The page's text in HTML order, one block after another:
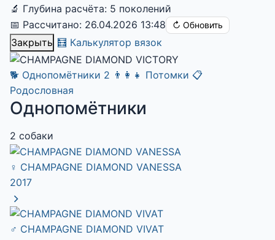
🔬 Глубина расчёта: 5 поколений
📅 Рассчитано: 26.04.2026 13:48
↻ Обновить
Закрыть 🧮 Калькулятор вязок
🐕 Однопомётники 2 👨‍👩‍👧 Потомки 📋
Родословная
Однопомётники
2 собаки
♀ CHAMPAGNE DIAMOND VANESSA
2017
♂ CHAMPAGNE DIAMOND VIVAT